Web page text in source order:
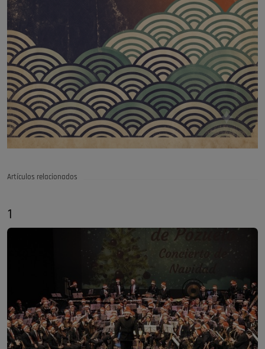
Artículos relacionados
1